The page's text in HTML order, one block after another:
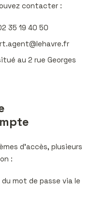
contacter :
35 19 40 50
au 2 rue Georges
d’accès, plusieurs
:
mot de passe via le